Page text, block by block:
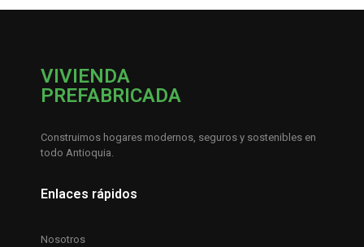
VIVIENDA
PREFABRICADA
Construimos hogares modernos, seguros y sostenibles en
todo Antioquia.
Enlaces rápidos
Nosotros